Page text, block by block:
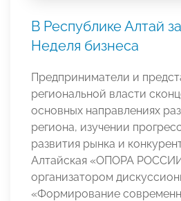
В Республике Алтай
Неделя бизнеса
Предприниматели и
региональной власти
основных направлениях
региона, изучении
развития рынка и
Алтайская «ОПОРА
организатором
«Формирование